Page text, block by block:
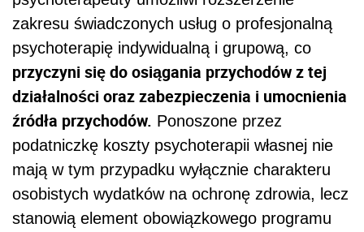
zakresu świadczonych usług o profesjonalną
psychoterapię indywidualną i grupową, co
przyczyni się do osiągania przychodów z tej
działalności oraz zabezpieczenia i umocnienia
źródła przychodów. Ponoszone przez
podatniczkę koszty psychoterapii własnej nie
mają w tym przypadku wyłącznie charakteru
osobistych wydatków na ochronę zdrowia, lecz
stanowią element obowiązkowego programu